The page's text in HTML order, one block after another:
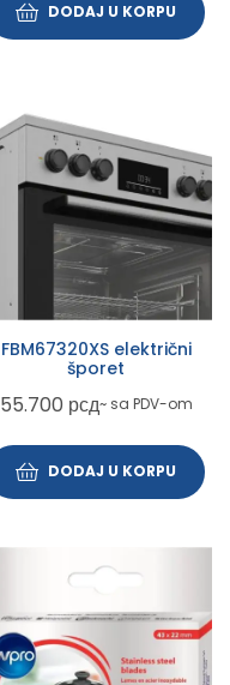
DODAJ U KORPU
FBM67320XS električni
šporet
55.700 рсд~ sa PDV-om
DODAJ U KORPU